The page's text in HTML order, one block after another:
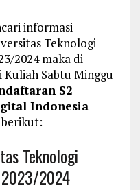
informasi
Teknologi
2024 maka di
Sabtu Minggu
S2
Indonesia
Teknologi
2024